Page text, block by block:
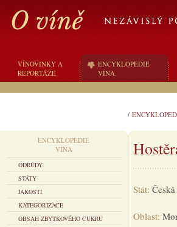
VÍNOVINKY A
REPORTÁŽE
ENCYKLOPEDIE
VÍNA
/
ENCYKLOPEDIE
VÍNA
ODRŮDY
STÁTY
JAKOSTI
KATEGORIZACE
OBSAH ZBYTKOVÉHO CUKRU
Stát:
Oblast: